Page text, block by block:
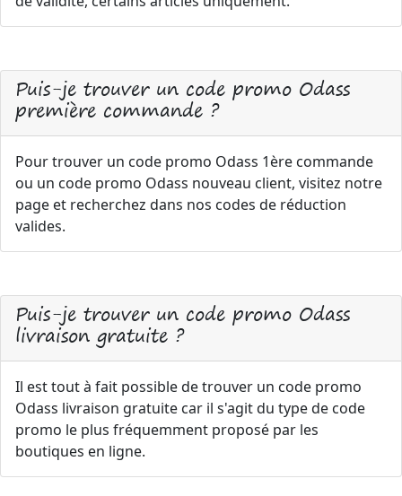
Puis-je trouver un code promo Odass
première commande ?
Pour trouver un code promo Odass 1ère commande
ou un code promo Odass nouveau client, visitez notre
page et recherchez dans nos codes de réduction
valides.
Puis-je trouver un code promo Odass
livraison gratuite ?
Il est tout à fait possible de trouver un code promo
Odass livraison gratuite car il s'agit du type de code
promo le plus fréquemment proposé par les
boutiques en ligne.